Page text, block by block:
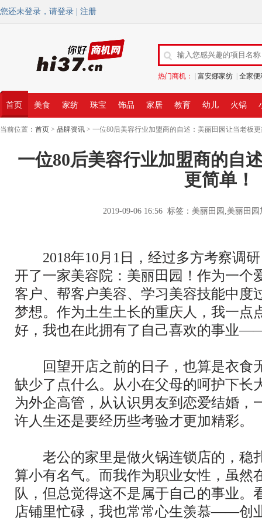
您还未登录，请登录 注册
热门商机： 富安娜家纺 全家便
首页 美食 家纺 珠宝 饰品 家居 教育 幼儿 火锅
当前位置： 首页 > 品牌资讯 > 一位80后美容行业加盟商的自述：美丽田园让当老板
一位80后美容行业加盟商的自
更简单！
2019-09-06 16:56 标签：美丽田园,美丽田
2018年10月1日，经过多方考察调研
开了一家美容院：美丽田园！作为一个
客户、帮客户美容、学习美容技能中度
梦想。作为土生土长的重庆人，我一点
好，我也在此拥有了自己喜欢的事业
回望开店之前的日子，也算是衣食
缺少了点什么。从小在父母的呵护下长
为外企高管，从认识男友到恋爱结婚，
许人生还是要经历些考验才更加精彩。
老公的家里是做火锅连锁店的，稳
算小有名气。而我作为职业女性，虽然
队，但总觉得这不是属于自己的事业。
店铺里忙碌，我也常常心生羡慕——创